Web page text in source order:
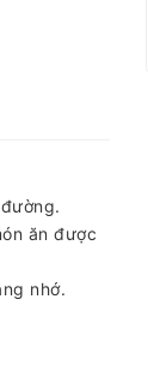
ăn được
nhớ.